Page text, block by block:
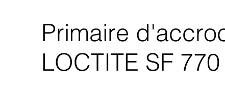
Primaire
LOCTITE SF 770